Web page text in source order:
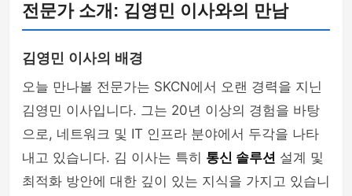
전문가 소개: 김영민 이사와의 만남
김영민 이사의 배경
오늘 만나볼 전문가는 SKCN에서 오랜 경력을 지닌
김영민 이사입니다. 그는 20년 이상의 경험을 바탕
으로, 네트워크 및 IT 인프라 분야에서 두각을 나타
내고 있습니다. 김 이사는 특히 통신 솔루션 설계 및
최적화 방안에 대한 깊이 있는 지식을 가지고 있습니